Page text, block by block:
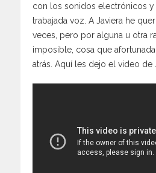
con los sonidos electrónicos y
trabajada voz. A Javiera he
veces, pero por alguna u otra
imposible, cosa que
atrás. Aquí les dejo el video de